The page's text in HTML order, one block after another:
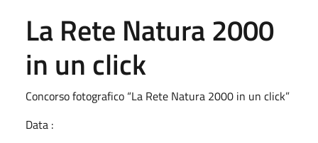
La Rete Natura 2000
in un click
Concorso fotografico “La Rete Natura 2000 in un click”
Data :